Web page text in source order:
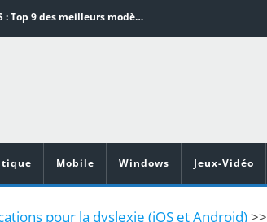
Aspirateurs ECOVACS : Top 9 des meilleurs modèles de la marque
de cuisine pour Android
Mobile Windows Jeux-Vidéo
pour la dyslexie (iOS et Android)>>